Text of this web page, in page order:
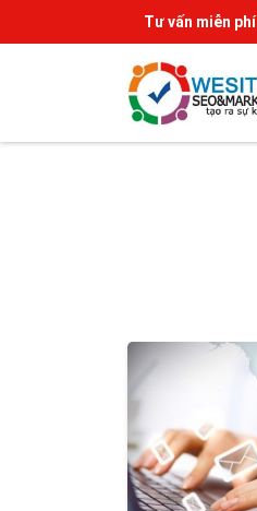
Tư vấn miễn phí